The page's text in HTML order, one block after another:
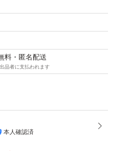
料・匿名配送
品者に支払われます
本人確認済